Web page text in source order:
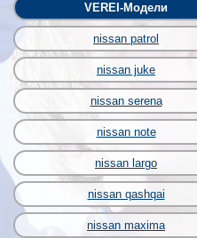
VEREI-Модели
nissan patrol
nissan juke
nissan serena
nissan note
nissan largo
nissan qashqai
nissan maxima